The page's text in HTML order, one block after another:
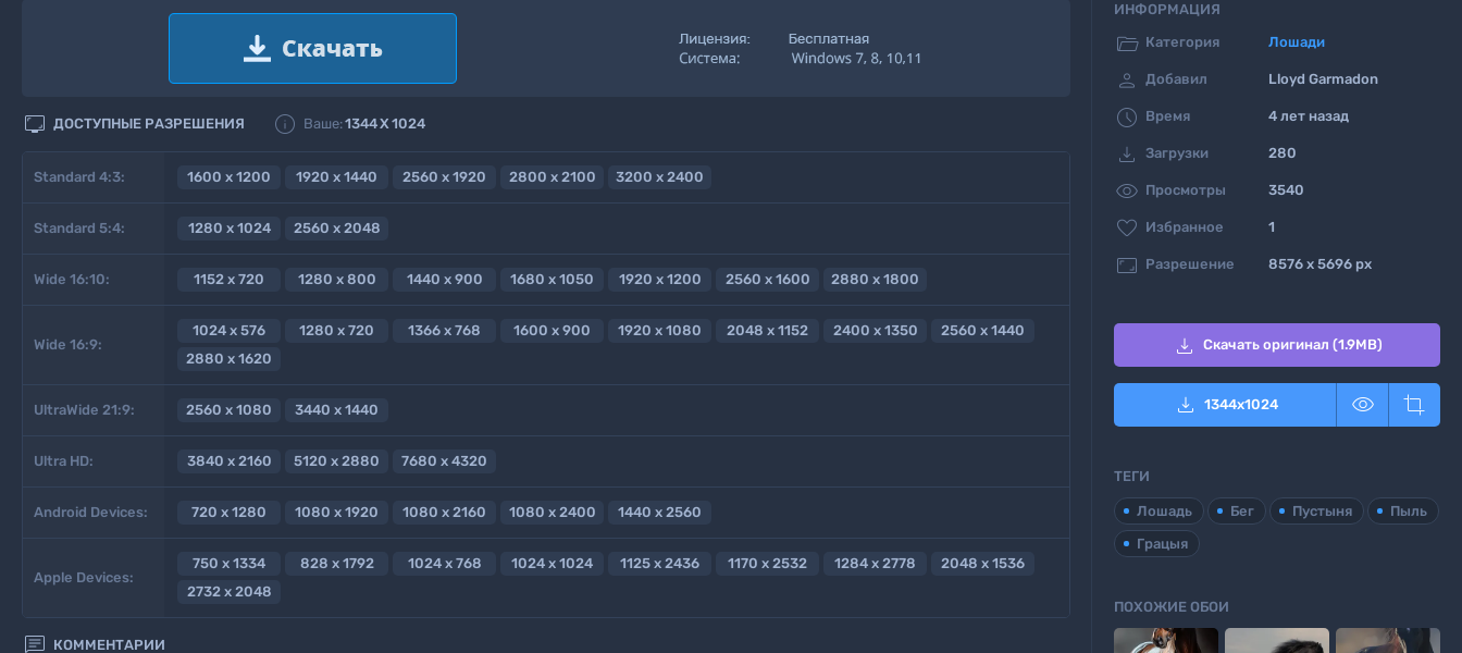
 ДОСТУПНЫЕ РАЗРЕШЕНИЯ  Ваше:1344X 1024
Standard 4:3: 1600 x 1200 1920 x 1440 2560 x 1920 2800 x 2100 3200 x 2400
Standard 5:4: 1280 x 1024 2560 x 2048
Wide 16:10: 1152 x 720 1280 x 800 1440 x 900 1680 x 1050 1920 x 1200 2560 x 1600 2880 x 1800
Wide 16:9:
1024 x 576 1280 x 720 1366 x 768 1600 x 900 1920 x 1080 2048 x 1152 2400 x 1350
2560 x 1440
2880 x 1620
UltraWide 21:9: 2560 x 1080 3440 x 1440
Ultra HD: 3840 x 2160 5120 x 2880 7680 x 4320
Android Devices: 720 x 1280 1080 x 1920 1080 x 2160 1080 x 2400 1440 x 2560
Apple Devices:
750 x 1334 828 x 1792 1024 x 768 1024 x 1024 1125 x 2436 1170 x 2532 1284 x 2778
2048 x 1536
2732 x 2048
 КОММЕНТАРИИ
ИНФОРМАЦИЯ
 Категория Лошади
 Добавил Lloyd Garmadon
 Время 4 лет назад
 Загрузки 280
 Просмотры 3540
 Избранное 1
 Разрешение 8576 x 5696 px
 Скачать оригинал (1.9MB)
 1344x1024  
ТЕГИ
Лошадь Бег Пустыня
Пыль
Грацыя
ПОХОЖИЕ ОБОИ